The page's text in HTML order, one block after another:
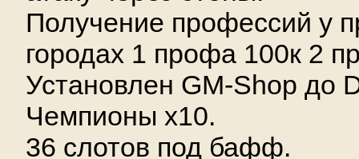
Получение профессий у
городах 1 профа 100к 2
Установлен GM-Shop до
Чемпионы х10.
36 слотов под бафф.